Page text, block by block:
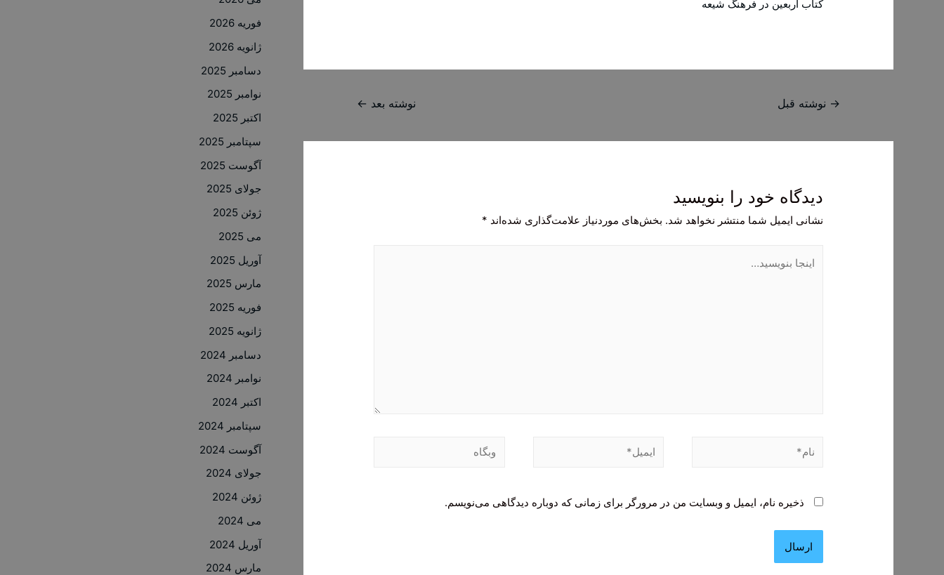
کتاب اربعین در فرهنگ شیعه
راهبری
→ نوشته قبل نوشته بعد ←
دیدگاه‌ خود را بنویسید
نشانی ایمیل شما منتشر نخواهد شد. بخش‌های موردنیاز علامت‌گذاری شده‌اند *
بنویسید…
نام* ایمیل* وبگاه
ذخیره نام، ایمیل و وبسایت من در مرورگر برای زمانی که دوباره دیدگاهی می‌نویسم.
فوریه 2026
ژانویه 2026
دسامبر 2025
نوامبر 2025
اکتبر 2025
سپتامبر 2025
آگوست 2025
جولای 2025
ژوئن 2025
می 2025
آوریل 2025
مارس 2025
فوریه 2025
ژانویه 2025
دسامبر 2024
نوامبر 2024
اکتبر 2024
سپتامبر 2024
آگوست 2024
جولای 2024
ژوئن 2024
می 2024
آوریل 2024
مارس 2024